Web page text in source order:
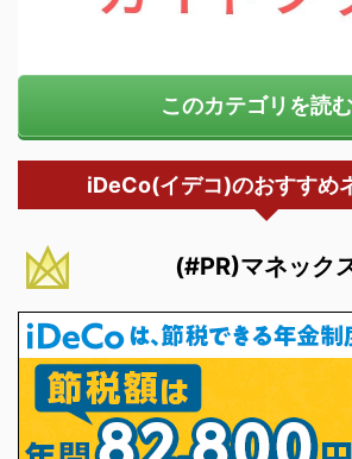
このカテゴリを読む
iDeCo(イデコ)のおすすめ
(#PR)マネック